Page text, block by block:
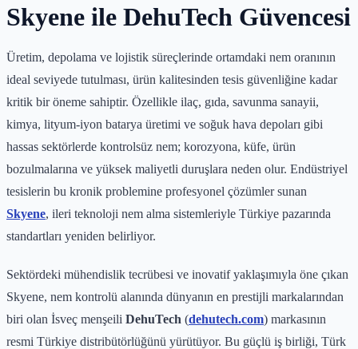
Skyene ile DehuTech Güvencesi
Üretim, depolama ve lojistik süreçlerinde ortamdaki nem oranının
ideal seviyede tutulması, ürün kalitesinden tesis güvenliğine kadar
kritik bir öneme sahiptir. Özellikle ilaç, gıda, savunma sanayii,
kimya, lityum-iyon batarya üretimi ve soğuk hava depoları gibi
hassas sektörlerde kontrolsüz nem; korozyona, küfe, ürün
bozulmalarına ve yüksek maliyetli duruşlara neden olur. Endüstriyel
tesislerin bu kronik problemine profesyonel çözümler sunan
Skyene, ileri teknoloji nem alma sistemleriyle Türkiye pazarında
standartları yeniden belirliyor.
Sektördeki mühendislik tecrübesi ve inovatif yaklaşımıyla öne çıkan
Skyene, nem kontrolü alanında dünyanın en prestijli markalarından
biri olan İsveç menşeili DehuTech (dehutech.com) markasının
resmi Türkiye distribütörlüğünü yürütüyor. Bu güçlü iş birliği, Türk